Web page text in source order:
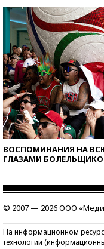
ВОСПОМИНАНИЯ НА
ГЛАЗАМИ
© 2007 — 2026 ООО
На информационном
технологии